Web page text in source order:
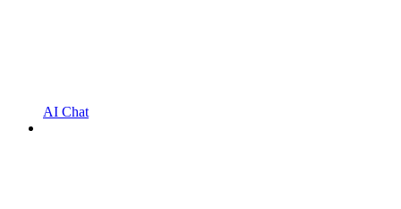
AI Chat